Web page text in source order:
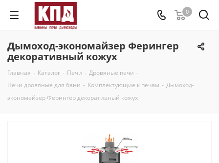
0
Дымоход-экономайзер Ферингер
декоративный кожух
Главная - Каталог - Печи - Дровяные печи -
Печи дровяные для бани - Комплектующие к печам - Дымоход-
экономайзер Ферингер декоративный кожух